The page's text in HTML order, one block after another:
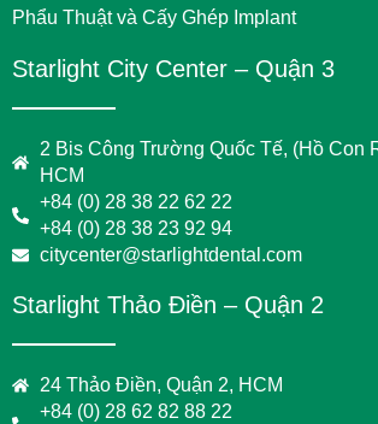
Phẩu Thuật và Cấy Ghép Implant
Starlight City Center – Quận 3
2 Bis Công Trường Quốc Tế, (Hồ Con
HCM
+84 (0) 28 38 22 62 22
+84 (0) 28 38 23 92 94
citycenter@starlightdental.com
Starlight Thảo Điền – Quận 2
24 Thảo Điền, Quận 2, HCM
+84 (0) 28 62 82 88 22